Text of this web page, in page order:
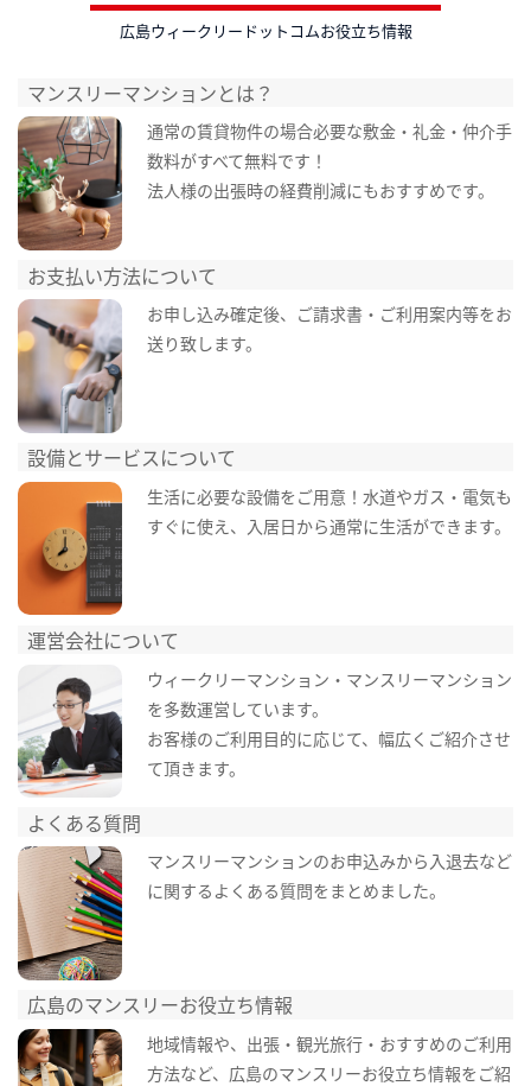
広島ウィークリードットコムお役立ち情報
マンスリーマンションとは？
通常の賃貸物件の場合必要な敷金・礼金・仲介手
数料がすべて無料です！
法人様の出張時の経費削減にもおすすめです。
お支払い方法について
お申し込み確定後、ご請求書・ご利用案内等をお
送り致します。
設備とサービスについて
生活に必要な設備をご用意！水道やガス・電気も
すぐに使え、入居日から通常に生活ができます。
運営会社について
ウィークリーマンション・マンスリーマンション
を多数運営しています。
お客様のご利用目的に応じて、幅広くご紹介させ
て頂きます。
よくある質問
マンスリーマンションのお申込みから入退去など
に関するよくある質問をまとめました。
広島のマンスリーお役立ち情報
地域情報や、出張・観光旅行・おすすめのご利用
方法など、広島のマンスリーお役立ち情報をご紹